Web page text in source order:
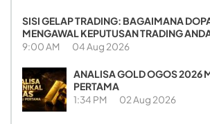
SISI GELAP TRADING: BAGAIMANA
MENGAWAL KEPUTUSAN TRADING
9:00 AM 04 Aug 2026
ANALISA GOLD OGOS 2026
PERTAMA
1:34 PM 02 Aug 2026